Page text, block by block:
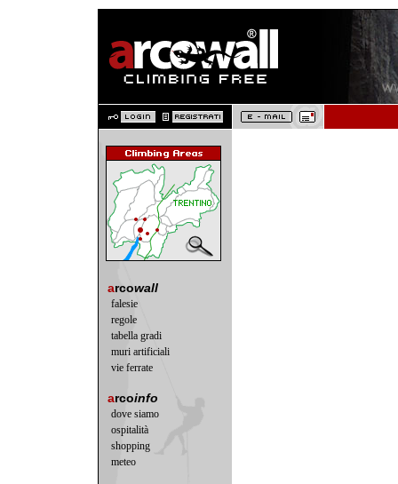
arcowall
falesie
regole
tabella gradi
muri artificiali
vie ferrate
arcoinfo
dove siamo
ospitalità
shopping
meteo